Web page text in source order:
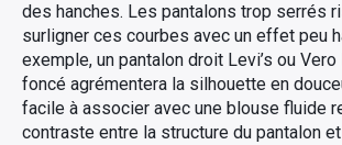
des hanches. Les pantalons trop serrés
surligner ces courbes avec un effet peu
exemple, un pantalon droit Levi’s ou
foncé agrémentera la silhouette en
facile à associer avec une blouse fluide
contraste entre la structure du pantalon